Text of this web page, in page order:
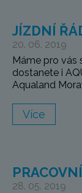
JÍZDNÍ
20. 06. 2019
Máme pro vás
dostanete i
Aqualand
Více
28. 05. 2019